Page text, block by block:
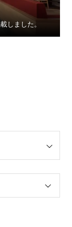
しました。